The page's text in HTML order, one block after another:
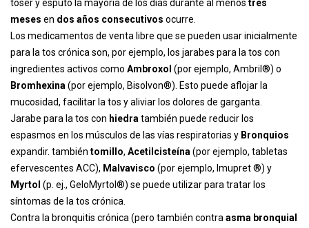
toser y esputo la mayoría de los días durante al menos tres
meses en dos años consecutivos ocurre.
Los medicamentos de venta libre que se pueden usar inicialmente
para la tos crónica son, por ejemplo, los jarabes para la tos con
ingredientes activos como Ambroxol (por ejemplo, Ambril®) o
Bromhexina (por ejemplo, Bisolvon®). Esto puede aflojar la
mucosidad, facilitar la tos y aliviar los dolores de garganta.
Jarabe para la tos con hiedra también puede reducir los
espasmos en los músculos de las vías respiratorias y Bronquios
expandir. también tomillo, Acetilcisteína (por ejemplo, tabletas
efervescentes ACC), Malvavisco (por ejemplo, Imupret ®) y
Myrtol (p. ej., GeloMyrtol®) se puede utilizar para tratar los
síntomas de la tos crónica.
Contra la bronquitis crónica (pero también contra asma bronquial